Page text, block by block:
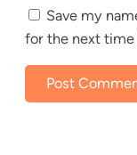
Save my
for the next